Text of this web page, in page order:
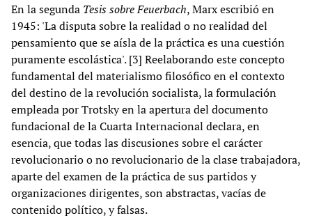
En la segunda Tesis sobre Feuerbach, Marx escribió en
1945: 'La disputa sobre la realidad o no realidad del
pensamiento que se aísla de la práctica es una cuestión
puramente escolástica'. [3] Reelaborando este concepto
fundamental del materialismo filosófico en el contexto
del destino de la revolución socialista, la formulación
empleada por Trotsky en la apertura del documento
fundacional de la Cuarta Internacional declara, en
esencia, que todas las discusiones sobre el carácter
revolucionario o no revolucionario de la clase trabajadora,
aparte del examen de la práctica de sus partidos y
organizaciones dirigentes, son abstractas, vacías de
contenido político, y falsas.